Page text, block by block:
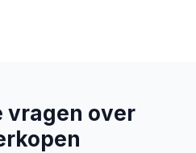
vragen over